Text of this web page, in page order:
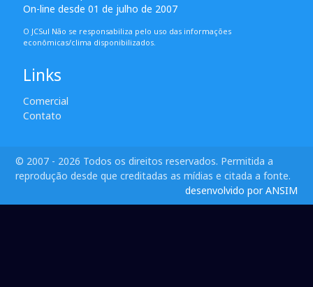
On-line desde 01 de julho de 2007
O JCSul Não se responsabiliza pelo uso das informações
econômicas/clima disponibilizados.
Links
Comercial
Contato
© 2007 - 2026 Todos os direitos reservados. Permitida a
reprodução desde que creditadas as mídias e citada a fonte.
desenvolvido por ANSIM